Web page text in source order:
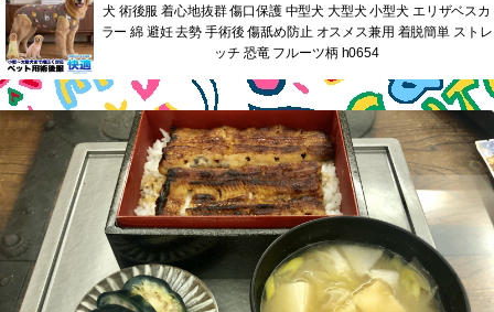
犬 術後服 着心地抜群 傷口保護 中型犬 大型犬 小型犬 エリザベスカ
ラー 綿 避妊 去勢 手術後 傷舐め防止 オスメス兼用 着脱簡単 ストレ
ッチ 恐竜 フルーツ柄 h0654